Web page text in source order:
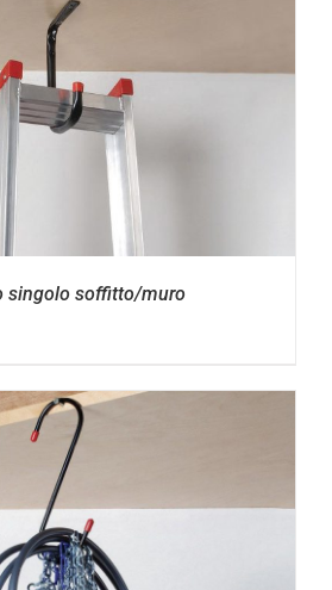
singolo soffitto/muro